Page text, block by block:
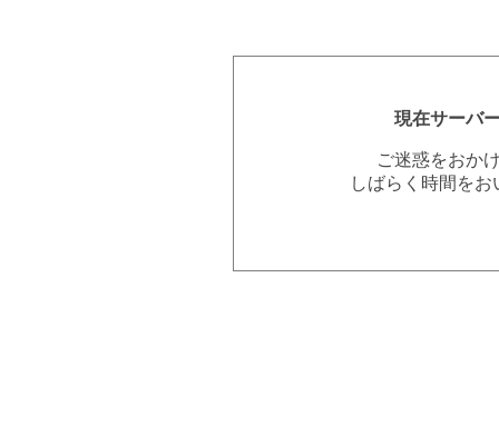
現在サーバ
ご迷惑をおか
しばらく時間を